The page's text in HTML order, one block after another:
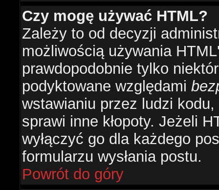
Czy mogę używać HTML?
Zależy to od decyzji
możliwością używania
prawdopodobnie tylko
podyktowane względami
wstawianiu przez ludzi
sprawi inne kłopoty. Jeżeli
wyłączyć go dla każdego
formularzu wysłania postu.
Powrót do góry